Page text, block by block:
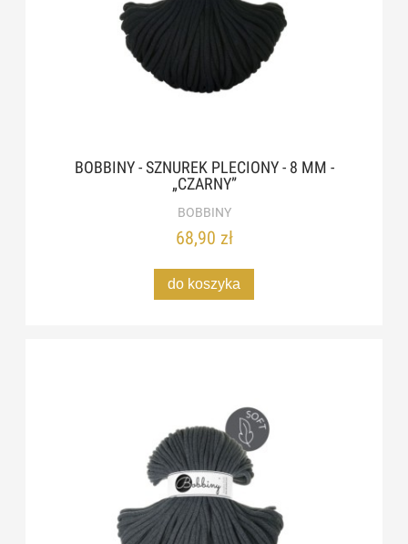
BOBBINY - SZNUREK PLECIONY - 8 MM -
„CZARNY”
BOBBINY
68,90 zł
do koszyka